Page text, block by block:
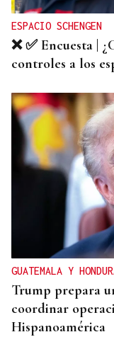
ESPACIO SCHENGEN
❌ ✅ Encuesta |
controles a los
GUATEMALA Y
Trump prepara
coordinar
Hispanoamérica